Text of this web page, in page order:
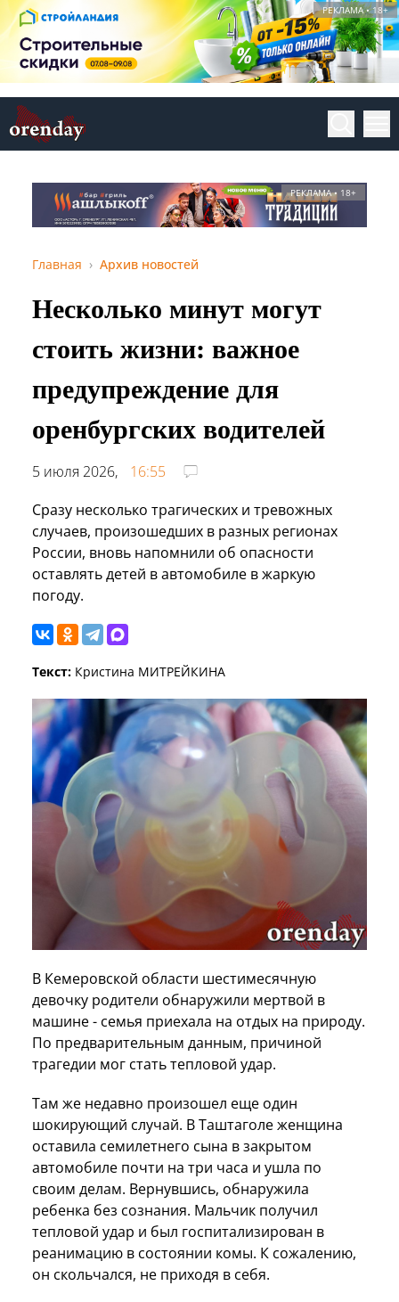
РЕКЛАМА • 18+
РЕКЛАМА • 18+
Главная Архив новостей
Несколько минут могут
стоить жизни: важное
предупреждение для
оренбургских водителей
5 июля 2026,
16:55
Сразу несколько трагических и тревожных
случаев, произошедших в разных регионах
России, вновь напомнили об опасности
оставлять детей в автомобиле в жаркую
погоду.
Текст: Кристина МИТРЕЙКИНА
В Кемеровской области шестимесячную
девочку родители обнаружили мертвой в
машине - семья приехала на отдых на природу.
По предварительным данным, причиной
трагедии мог стать тепловой удар.
Там же недавно произошел еще один
шокирующий случай. В Таштаголе женщина
оставила семилетнего сына в закрытом
автомобиле почти на три часа и ушла по
своим делам. Вернувшись, обнаружила
ребенка без сознания. Мальчик получил
тепловой удар и был госпитализирован в
реанимацию в состоянии комы. К сожалению,
он скольчался, не приходя в себя.